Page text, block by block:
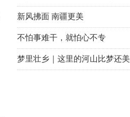
新风拂面 南疆更美
不怕事难干，就怕心不专
梦里壮乡｜这里的河山比梦还美